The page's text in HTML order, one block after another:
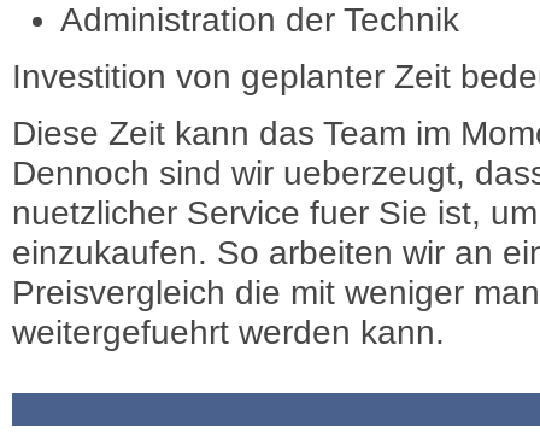
Administration der Technik
Investition von geplanter Zeit
Diese Zeit kann das Team im
Dennoch sind wir ueberzeugt,
nuetzlicher Service fuer Sie ist,
einzukaufen. So arbeiten wir an
Preisvergleich die mit weniger
weitergefuehrt werden kann.